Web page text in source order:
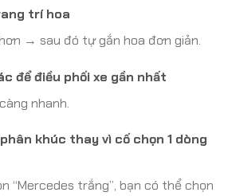
trí hoa
→ sau đó tự gắn hoa đơn giản.
để điều phối xe gần nhất
nhanh.
khúc thay vì cố chọn 1 dòng
“Mercedes trắng”, bạn có thể chọn